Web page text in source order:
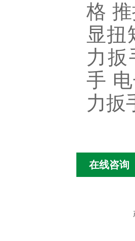
格
显扭
力
手
力扳
在线咨询